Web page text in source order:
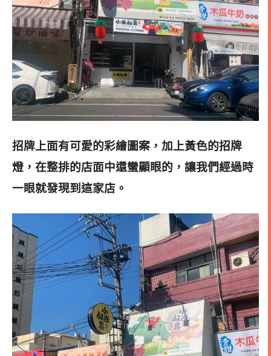
招牌上面有可愛的彩繪圖案，加上黃色的招牌
燈，在整排的店面中還蠻顯眼的，讓我們經過時
一眼就發現到這家店 。